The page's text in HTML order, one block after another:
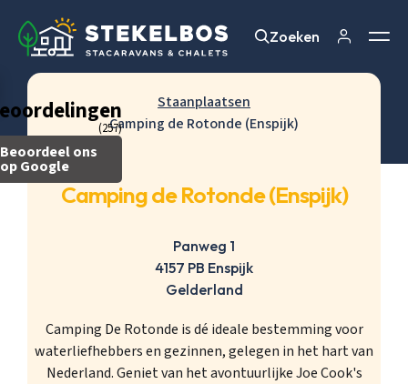
(257)
Beoordeel ons
op Google
Zoeken
Zoeken
Staanplaatsen
Camping de Rotonde (Enspijk)
Camping de Rotonde (Enspijk)
Panweg 1
4157 PB Enspijk
Gelderland
Camping De Rotonde is dé ideale bestemming voor
waterliefhebbers en gezinnen, gelegen in het hart van
Nederland. Geniet van het avontuurlijke Joe Cook's